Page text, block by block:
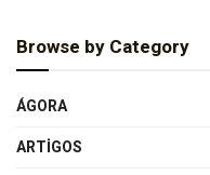
Browse by Category
ÁGORA
ARTIGOS